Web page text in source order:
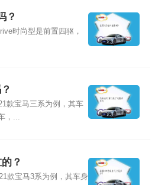
？
时尚型是前置四驱，
款宝马三系为例，其车
，...
？
款宝马3系为例，其车身